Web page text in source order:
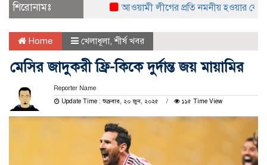
শিরোনামঃ
আওয়ামী লীগের প্রতি নমনীয় হওয়ার কোন
Home খেলাধূলা,শীর্ষ খবর
মেসির জাদুকরী ফ্রি-কিকে দুর্দান্ত জয় মায়ামির
Reporter Name
Update Time : শুক্রবার, ২০ জুন, ২০২৫
১১৫ Time View